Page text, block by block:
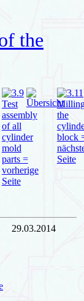
the
29.03.2014